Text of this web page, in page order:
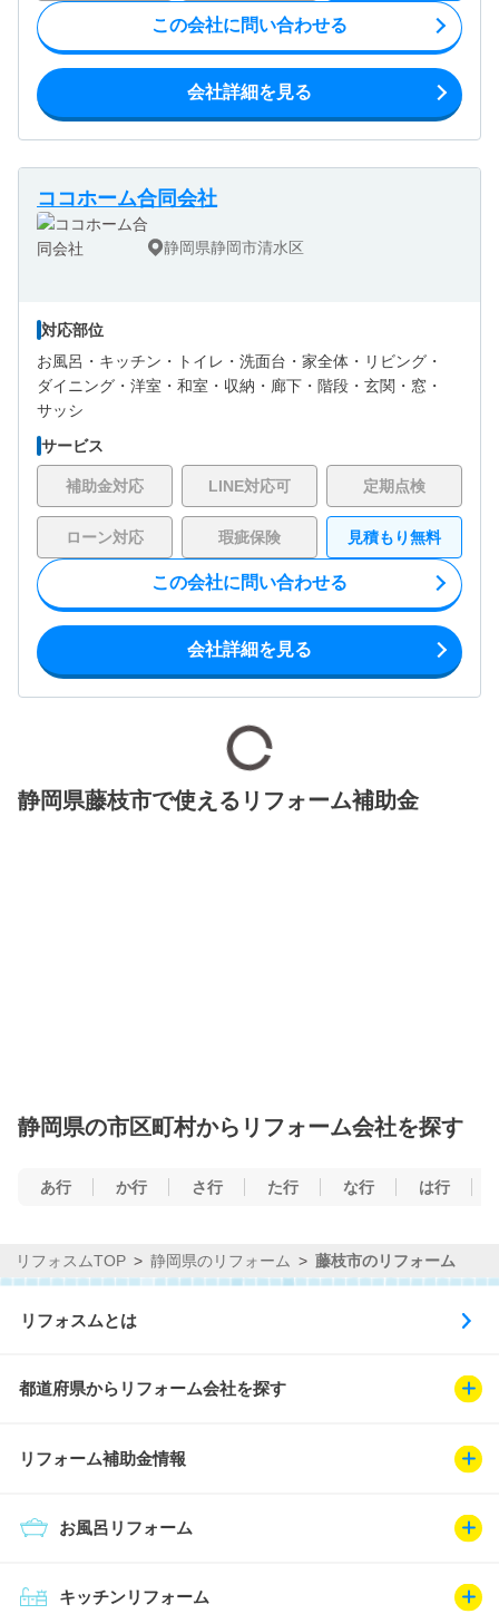
この会社に問い合わせる
会社詳細を見る
ココホーム合同会社
静岡県静岡市清水区
対応部位
お風呂・ キッチン・ トイレ・ 洗面台・ 家全体・ リビング・
ダイニング・ 洋室・ 和室・ 収納・ 廊下・ 階段・ 玄関・ 窓・
サッシ
サービス
補助金対応 LINE対応可 定期点検
ローン対応 瑕疵保険 見積もり無料
この会社に問い合わせる
会社詳細を見る
静岡県藤枝市で使えるリフォーム補助金
静岡県の市区町村からリフォーム会社を探す
あ行 か行 さ行 た行 な行 は行
リフォスムTOP 静岡県のリフォーム 藤枝市のリフォーム
リフォスムとは
都道府県からリフォーム会社を探す
リフォーム補助金情報
キッチンリフォーム
お風呂リフォーム